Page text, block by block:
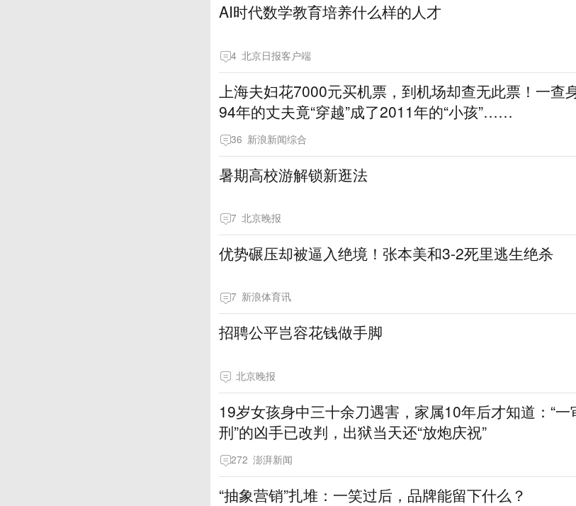
AI时代数学教育培养什么样的人才
4 北京日报客户端
上海夫妇花7000元买机票，到机场却查无此票！一查
94年的丈夫竟“穿越”成了2011年的“小孩”……
36 新浪新闻综合
暑期高校游解锁新逛法
7 北京晚报
优势碾压却被逼入绝境！张本美和3-2死里逃生绝杀
7 新浪体育讯
招聘公平岂容花钱做手脚
北京晚报
19岁女孩身中三十余刀遇害，家属10年后才知道：“一
刑”的凶手已改判，出狱当天还“放炮庆祝”
272 澎湃新闻
“抽象营销”扎堆：一笑过后，品牌能留下什么？